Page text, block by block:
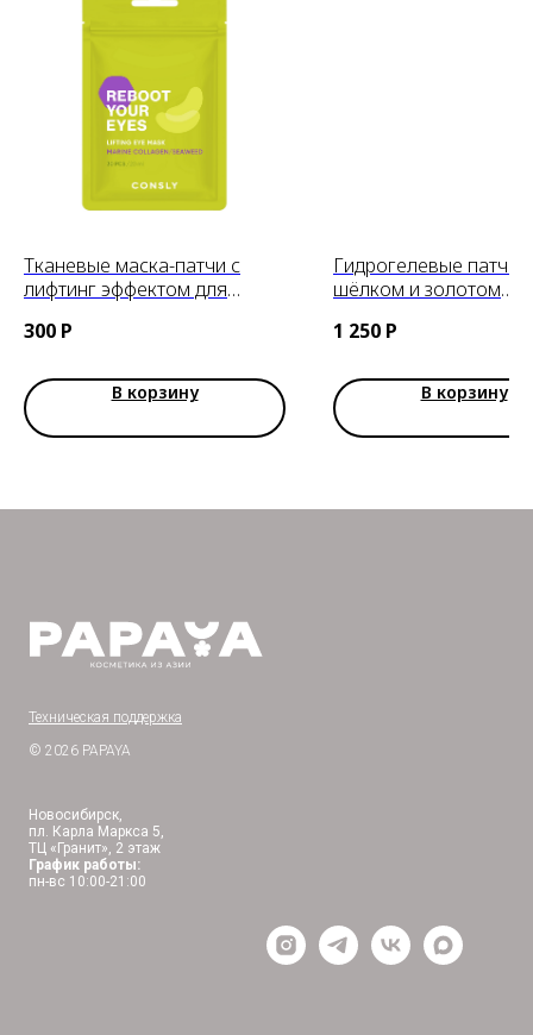
Тканевые маска-патчи с
лифтинг эффектом для
коллагеном и морскими
300 Р
В корзину
Гидрогелевые патчи с
шёлком и золотом
Home Esthetic Eye
1 250 Р
В корзину
Техническая поддержка
© 2026 PAPAYA
Новосибирск,
пл. Карла Маркса 5,
ТЦ «Гранит», 2 этаж
График работы:
пн-вс 10:00-21:00